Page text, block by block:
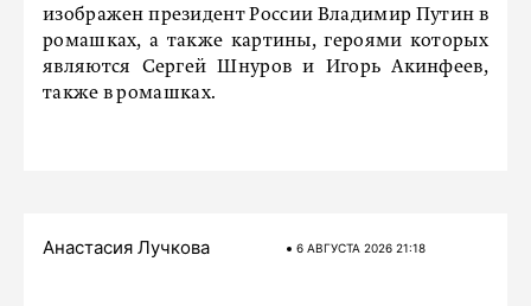
изображен президент России Владимир Путин в
ромашках, а также картины, героями которых
являются Сергей Шнуров и Игорь Акинфеев,
также в ромашках.
Анастасия Лучкова 6 АВГУСТА 2026 21:18